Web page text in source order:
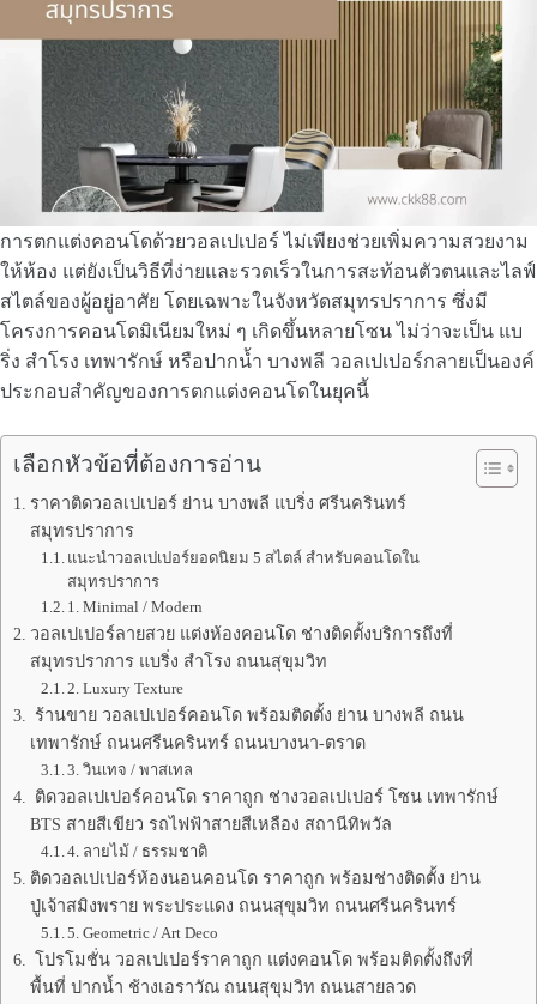
การตกแต่งคอนโดด้วยวอลเปเปอร์ ไม่เพียงช่วยเพิ่มความสวยงาม
ให้ห้อง แต่ยังเป็นวิธีที่ง่ายและรวดเร็วในการสะท้อนตัวตนและไลฟ์
สไตล์ของผู้อยู่อาศัย โดยเฉพาะในจังหวัดสมุทรปราการ ซึ่งมี
โครงการคอนโดมิเนียมใหม่ ๆ เกิดขึ้นหลายโซน ไม่ว่าจะเป็น แบ
ริ่ง สำโรง เทพารักษ์ หรือปากน้ำ บางพลี วอลเปเปอร์กลายเป็นองค์
ประกอบสำคัญของการตกแต่งคอนโดในยุคนี้
เลือกหัวข้อที่ต้องการอ่าน
ราคาติดวอลเปเปอร์ ย่าน บางพลี แบริ่ง ศรีนครินทร์
สมุทรปราการ
แนะนำวอลเปเปอร์ยอดนิยม 5 สไตล์ สำหรับคอนโดใน
สมุทรปราการ
1. Minimal / Modern
วอลเปเปอร์ลายสวย แต่งห้องคอนโด ช่างติดตั้งบริการถึงที่
สมุทรปราการ แบริ่ง สำโรง ถนนสุขุมวิท
2. Luxury Texture
ร้านขาย วอลเปเปอร์คอนโด พร้อมติดตั้ง ย่าน บางพลี ถนน
เทพารักษ์ ถนนศรีนครินทร์ ถนนบางนา-ตราด
3. วินเทจ / พาสเทล
ติดวอลเปเปอร์คอนโด ราคาถูก ช่างวอลเปเปอร์ โซน เทพารักษ์
BTS สายสีเขียว รถไฟฟ้าสายสีเหลือง สถานีทิพวัล
4. ลายไม้ / ธรรมชาติ
ติดวอลเปเปอร์ห้องนอนคอนโด ราคาถูก พร้อมช่างติดตั้ง ย่าน
ปู่เจ้าสมิงพราย พระประแดง ถนนสุขุมวิท ถนนศรีนครินทร์
5. Geometric / Art Deco
โปรโมชั่น วอลเปเปอร์ราคาถูก แต่งคอนโด พร้อมติดตั้งถึงที่
พื้นที่ ปากน้ำ ช้างเอราวัณ ถนนสุขุมวิท ถนนสายลวด